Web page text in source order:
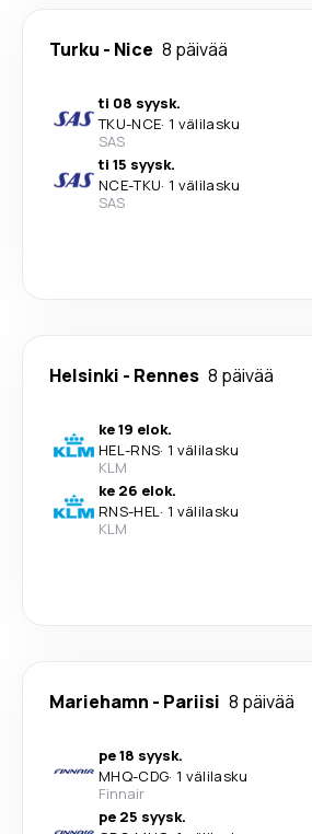
Turku - Nice 8 päivää
ti 08 syysk.
TKU-NCE· 1 välilasku
SAS
ti 15 syysk.
NCE-TKU· 1 välilasku
SAS
Helsinki - Rennes 8 päivää
ke 19 elok.
HEL-RNS· 1 välilasku
KLM
ke 26 elok.
RNS-HEL· 1 välilasku
KLM
Mariehamn - Pariisi 8 päivää
pe 18 syysk.
MHQ-CDG· 1 välilasku
Finnair
pe 25 syysk.